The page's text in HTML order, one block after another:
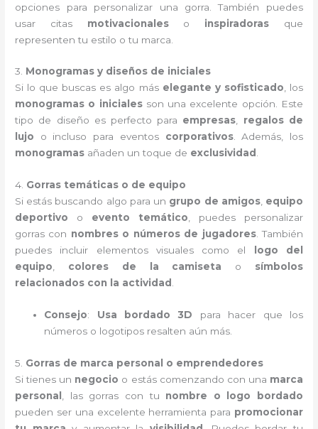
opciones para personalizar una gorra. También puedes
usar citas motivacionaleso inspiradoras que
representen tu estilo o tu marca.
3. Monogramas y diseños de iniciales
Si lo que buscas es algo más elegante y sofisticado, los
monogramas o inicialesson una excelente opción. Este
tipo de diseño es perfecto para empresas, regalos de
lujo o incluso para eventos corporativos. Además, los
monogramas añaden un toque de exclusividad .
4. Gorras temáticas o de equipo
Si estás buscando algo para un grupo de amigos, equipo
deportivo o evento temático, puedes personalizar
gorras con nombres o números de jugadores. También
puedes incluir elementos visuales como el
logo del
equipo, colores de la camiseta o símbolos
relacionados con la actividad .
Consejo: Usa bordado 3D para hacer que los
números o logotipos resalten aún más.
5. Gorras de marca personal o emprendedores
Si tienes un negocio o estás comenzando con una marca
personal
, las gorras con tu nombre o logo bordado
pueden ser una excelente herramienta para promocionar